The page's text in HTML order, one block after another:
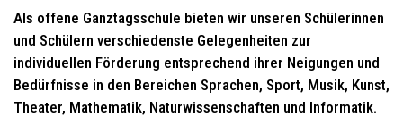
Als offene Ganztagsschule bieten wir unseren Schülerinnen
und Schülern verschiedenste Gelegenheiten zur
individuellen Förderung entsprechend ihrer Neigungen und
Bedürfnisse in den Bereichen Sprachen, Sport, Musik, Kunst,
Theater, Mathematik, Naturwissenschaften und Informatik.